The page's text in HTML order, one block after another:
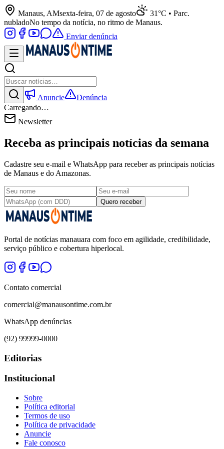
Manaus, AMsexta-feira, 07 de agosto
31°C • Parc.
nubladoNo tempo da notícia, no ritmo de Manaus.
Enviar denúncia
Anuncie
Denúncia
Carregando…
Newsletter
Receba as principais notícias da semana
Cadastre seu e-mail e WhatsApp para receber as principais notícias
de Manaus e do Amazonas.
Quero receber
Portal de notícias manauara com foco em agilidade, credibilidade,
serviço público e cobertura hiperlocal.
Contato comercial
comercial@manausontime.com.br
WhatsApp denúncias
(92) 99999-0000
Editorias
Institucional
Sobre
Política editorial
Termos de uso
Política de privacidade
Anuncie
Fale conosco